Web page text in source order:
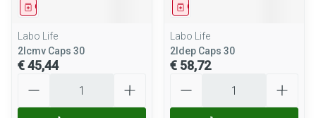
Geneesmiddel
Labo Life
2lcmv Caps 30
€ 45,44
Geneesmiddel
Labo Life
2ldep Caps 30
€ 58,72